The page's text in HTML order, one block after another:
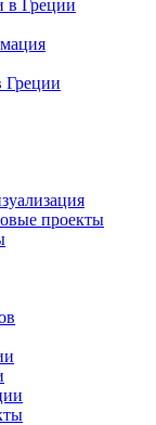
в Греции
Греции
проекты